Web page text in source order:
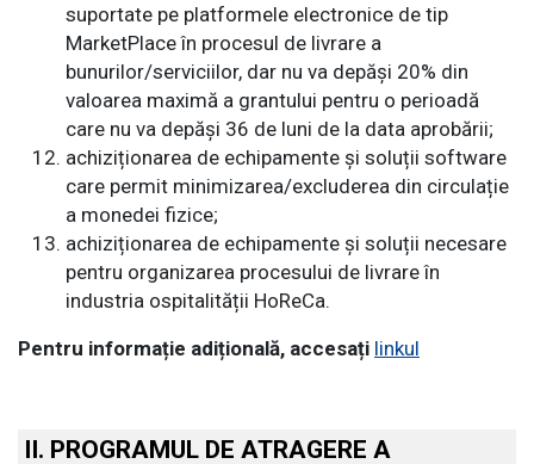
suportate pe platformele electronice de tip
MarketPlace în procesul de livrare a
bunurilor/serviciilor, dar nu va depăși 20% din
valoarea maximă a grantului pentru o perioadă
care nu va depăși 36 de luni de la data aprobării;
achiziționarea de echipamente și soluții software
care permit minimizarea/excluderea din circulație
a monedei fizice;
achiziționarea de echipamente și soluții necesare
pentru organizarea procesului de livrare în
industria ospitalității HoReCa.
Pentru informație adițională, accesați linkul
II. PROGRAMUL DE ATRAGERE A